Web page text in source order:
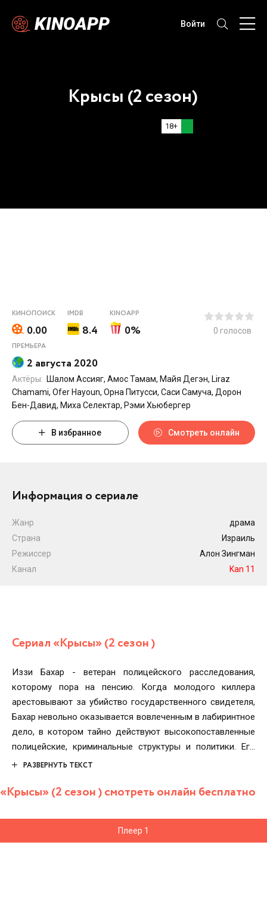
KINOAPP Войти
Крысы (2 сезон)
18+
КИНОПОИСК
0.00
IMDB
8.4
KINOAPP
0% 0 голосов
ПРЕМЬЕРА
2 августа 2020
Актёры: Шалом Ассияг, Амос Тамам, Майя Дегэн, Liraz
Chamami, Ofer Hayoun, Орна Питусси, Саси Самуча, Дорон
Бен-Давид, Миха Селектар, Рэми Хьюбергер
В избранное Смотреть онлайн
Информация о сериале
Жанр
драма
Страна
Израиль
Режиссер
Алон Зингман
Канал
Kan 11
Сериал «Крысы» (2 сезон )
Иззи Бахар - ветеран полицейского расследования,
которому пора на пенсию. Когда молодого киллера
арестовывают за убийство государственного свидетеля,
Бахар невольно оказывается вовлеченным в лабиринтное
дело, в котором тайно действуют высокопоставленные
полицейские, криминальные структуры и политики. Его
верность полиции и своему бывшему напарнику и
вопросом. Обыденность мультикультурного
мира не может быть понята теми, кто не жил в
исторической и современной зоне военных действий.
РАЗВЕРНУТЬ ТЕКСТ
«Крысы» (2 сезон ) смотреть онлайн бесплатно
Плеер 1